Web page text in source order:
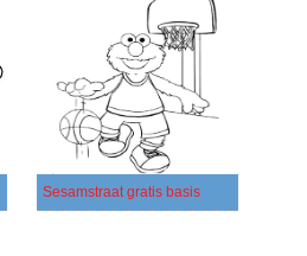
Sesamstraat gratis basis